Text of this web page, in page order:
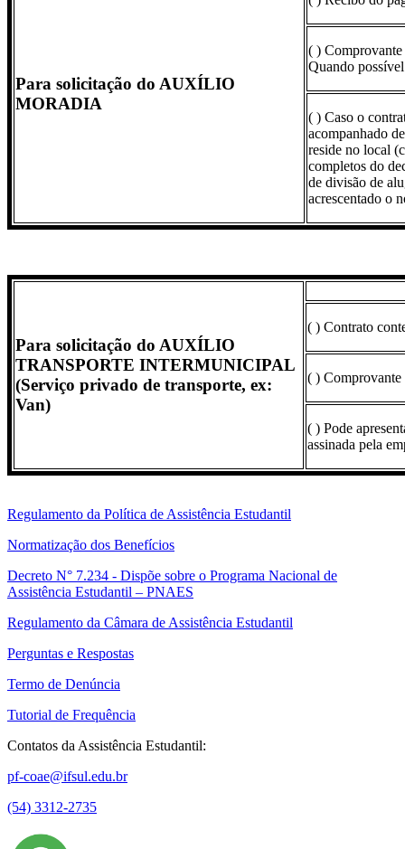
Para solicitação do AUXÍLIO
MORADIA
( ) Comprovante
Quando
( ) Caso o
acompanhado
reside no local
completos do
de divisão de
acrescentado o
Para solicitação do AUXÍLIO
TRANSPORTE INTERMUNICIPAL
(Serviço privado de transporte, ex:
Van)
( ) Contrato
( ) Comprovante
( ) Pode
assinada pela
Regulamento da Política de Assistência Estudantil
Normatização dos Benefícios
Decreto N° 7.234 - Dispõe sobre o Programa Nacional de
Assistência Estudantil – PNAES
Regulamento da Câmara de Assistência Estudantil
Perguntas e Respostas
Termo de Denúncia
Tutorial de Frequência
Contatos da Assistência Estudantil:
pf-coae@ifsul.edu.br
(54) 3312-2735